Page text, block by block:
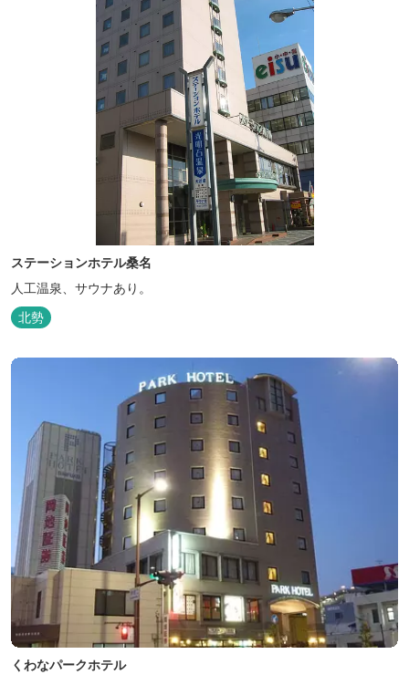
ステーションホテル桑名
人工温泉、サウナあり。
北勢
くわなパークホテル